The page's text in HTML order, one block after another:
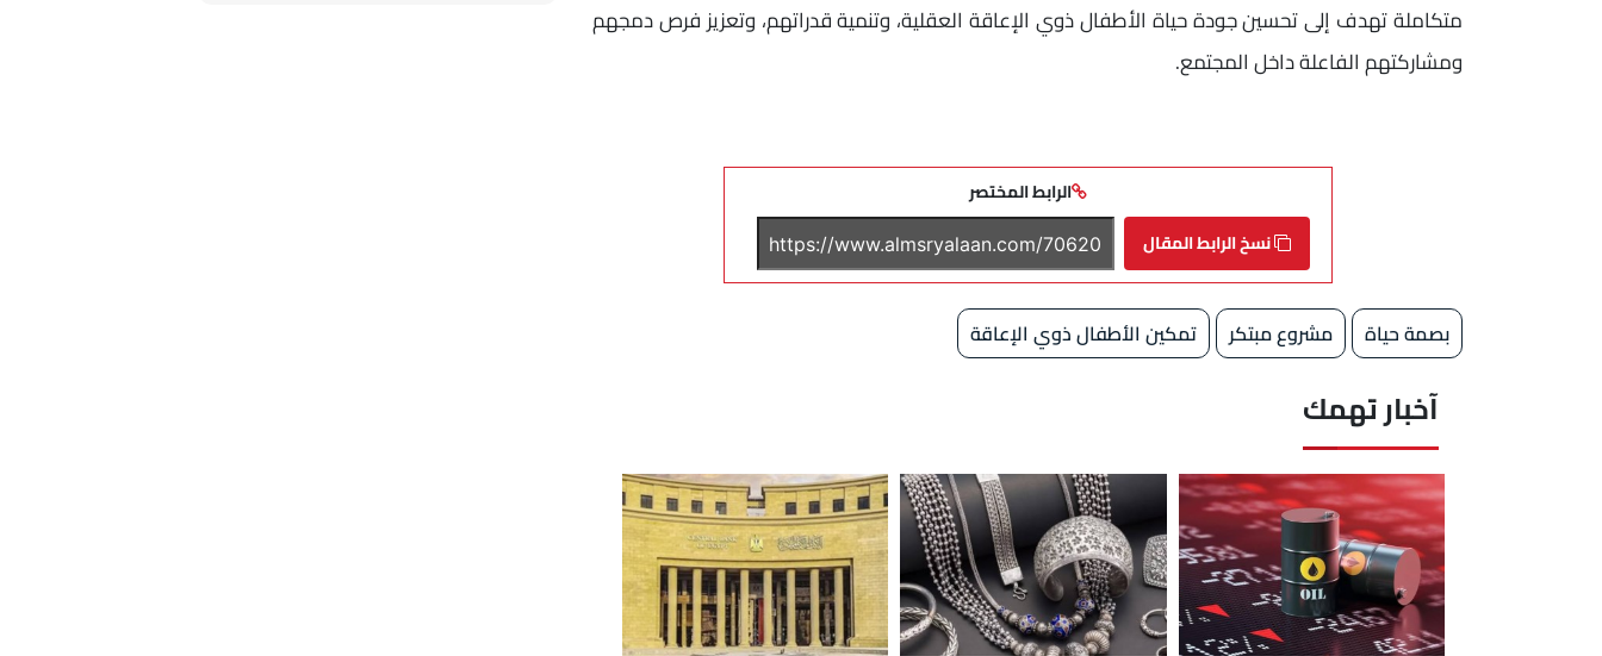
متكاملة تهدف إلى تحسين جودة حياة الأطفال ذوي الإعاقة العقلية، وتنمية قدراتهم، وتعزيز فرص دمجهم
ومشاركتهم الفاعلة داخل المجتمع.
الرابط المختصر
نسخ الرابط المقال
بصمة حياة مشروع مبتكر تمكين الأطفال ذوي الإعاقة
آخبار تهمك